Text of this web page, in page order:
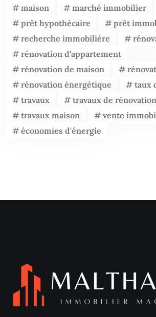
maison
marché immobilier
prêt hypothécaire
prêt
recherche immobilière
rénovation d'appartement
rénovation de maison
rénovation énergétique
taux
travaux
travaux de rénovation
travaux maison
vente
économies d'énergie